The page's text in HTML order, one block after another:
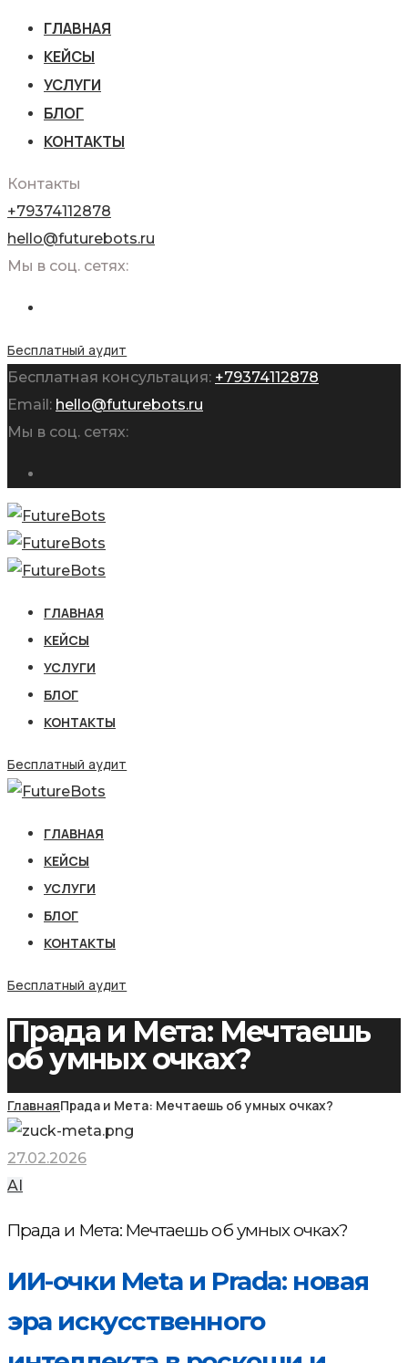
ГЛАВНАЯ
КЕЙСЫ
УСЛУГИ
БЛОГ
КОНТАКТЫ
Контакты
+79374112878
hello@futurebots.ru
Мы в соц. сетях:
Бесплатный аудит
Бесплатная консультация: +79374112878
Email: hello@futurebots.ru
Мы в соц. сетях:
ГЛАВНАЯ
КЕЙСЫ
УСЛУГИ
БЛОГ
КОНТАКТЫ
Бесплатный аудит
ГЛАВНАЯ
КЕЙСЫ
УСЛУГИ
БЛОГ
КОНТАКТЫ
Бесплатный аудит
Прада и Мета: Мечтаешь
об умных очках?
ГлавнаяПрада и Мета: Мечтаешь об умных очках?
27.02.2026
AI
Прада и Мета: Мечтаешь об умных очках?
ИИ-очки Meta и Prada: новая
эра искусственного